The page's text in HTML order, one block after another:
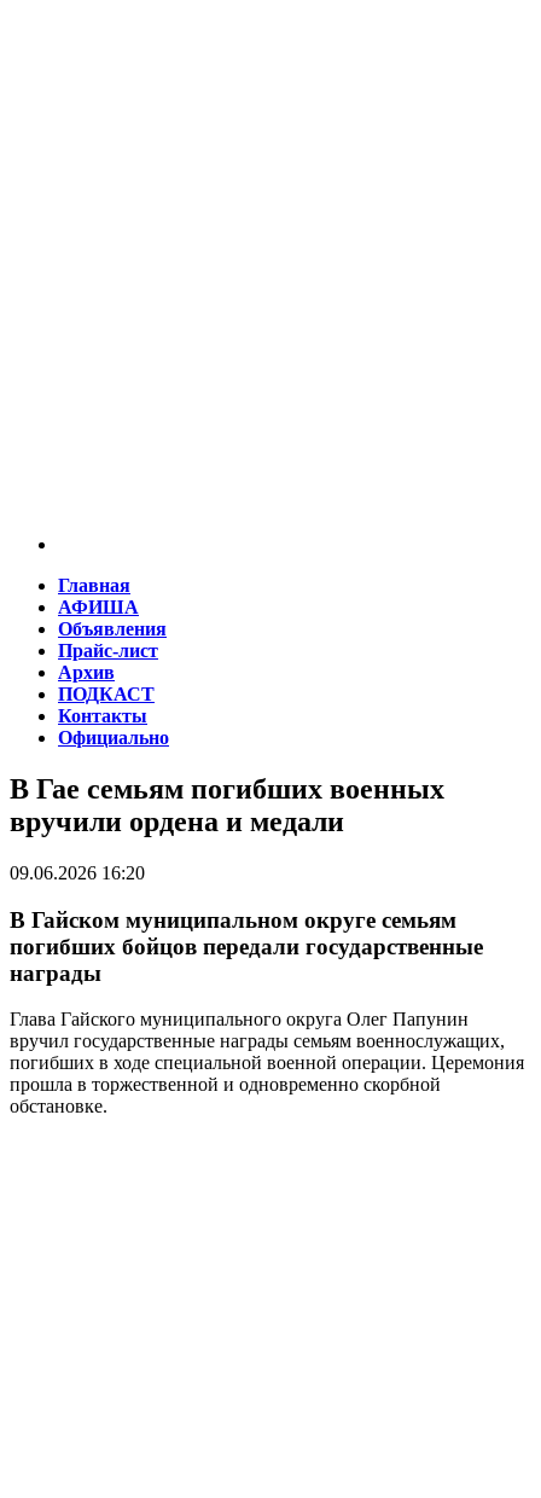
Главная
АФИША
Объявления
Прайс-лист
Архив
ПОДКАСТ
Контакты
Официально
В Гае семьям погибших военных
вручили ордена и медали
09.06.2026 16:20
В Гайском муниципальном округе семьям
погибших бойцов передали государственные
награды
Глава Гайского муниципального округа Олег Папунин
вручил государственные награды семьям военнослужащих,
погибших в ходе специальной военной операции. Церемония
прошла в торжественной и одновременно скорбной
обстановке.